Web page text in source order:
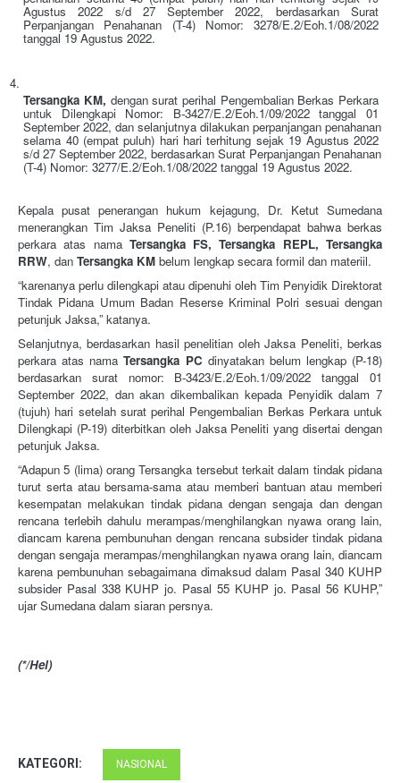
Agustus 2022 s/d 27 September 2022, berdasarkan Surat
Perpanjangan Penahanan (T-4) Nomor: 3278/E.2/Eoh.1/08/2022
tanggal 19 Agustus 2022.
Tersangka KM, dengan surat perihal Pengembalian Berkas Perkara
untuk Dilengkapi Nomor: B-3427/E.2/Eoh.1/09/2022 tanggal 01
September 2022, dan selanjutnya dilakukan perpanjangan penahanan
selama 40 (empat puluh) hari hari terhitung sejak 19 Agustus 2022
s/d 27 September 2022, berdasarkan Surat Perpanjangan Penahanan
(T-4) Nomor: 3277/E.2/Eoh.1/08/2022 tanggal 19 Agustus 2022.
Kepala pusat penerangan hukum kejagung, Dr. Ketut Sumedana
menerangkan Tim Jaksa Peneliti (P.16) berpendapat bahwa berkas
perkara atas nama Tersangka FS, Tersangka REPL, Tersangka
RRW, dan Tersangka KM belum lengkap secara formil dan materiil.
“karenanya perlu dilengkapi atau dipenuhi oleh Tim Penyidik Direktorat
Tindak Pidana Umum Badan Reserse Kriminal Polri sesuai dengan
petunjuk Jaksa,” katanya.
Selanjutnya, berdasarkan hasil penelitian oleh Jaksa Peneliti, berkas
perkara atas nama Tersangka PC dinyatakan belum lengkap (P-18)
berdasarkan surat nomor: B-3423/E.2/Eoh.1/09/2022 tanggal 01
September 2022, dan akan dikembalikan kepada Penyidik dalam 7
(tujuh) hari setelah surat perihal Pengembalian Berkas Perkara untuk
Dilengkapi (P-19) diterbitkan oleh Jaksa Peneliti yang disertai dengan
petunjuk Jaksa.
“Adapun 5 (lima) orang Tersangka tersebut terkait dalam tindak pidana
turut serta atau bersama-sama atau memberi bantuan atau memberi
kesempatan melakukan tindak pidana dengan sengaja dan dengan
rencana terlebih dahulu merampas/menghilangkan nyawa orang lain,
diancam karena pembunuhan dengan rencana subsider tindak pidana
dengan sengaja merampas/menghilangkan nyawa orang lain, diancam
karena pembunuhan sebagaimana dimaksud dalam Pasal 340 KUHP
subsider Pasal 338 KUHP jo. Pasal 55 KUHP jo. Pasal 56 KUHP,”
ujar Sumedana dalam siaran persnya.
(*/Hel)
KATEGORI: NASIONAL